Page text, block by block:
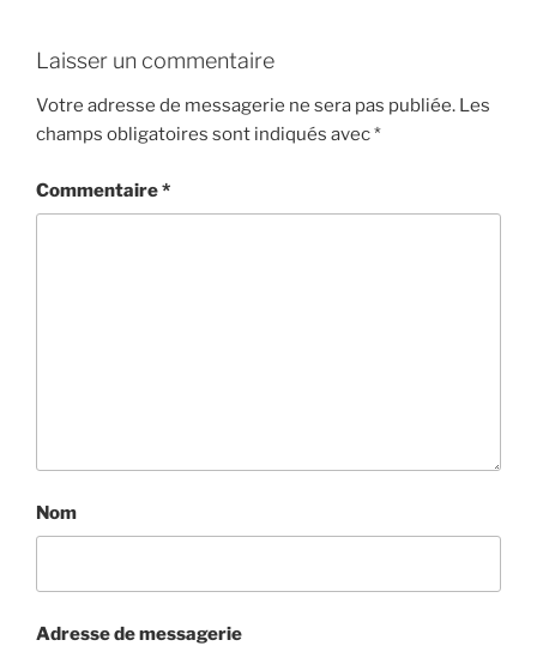
Laisser un commentaire
Votre adresse de messagerie ne sera pas publiée. Les
champs obligatoires sont indiqués avec*
Commentaire*
Nom
Adresse de messagerie